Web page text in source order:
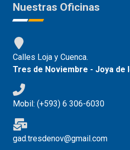
Nuestras Oficinas
Calles Loja y Cuenca.
Tres de Noviembre - Joya de
Mobil: (+593) 6 306-6030
gad.tresdenov@gmail.com